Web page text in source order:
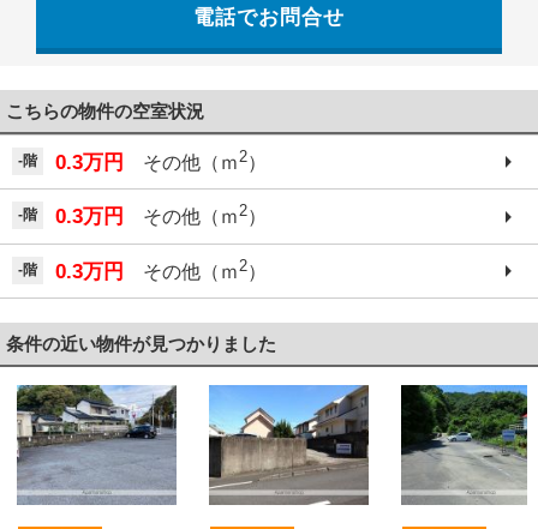
電話でお問合せ
こちらの物件の空室状況
-階 0.3万円 その他（ｍ2）
-階 0.3万円 その他（ｍ2）
-階 0.3万円 その他（ｍ 2）
条件の近い物件が見つかりました